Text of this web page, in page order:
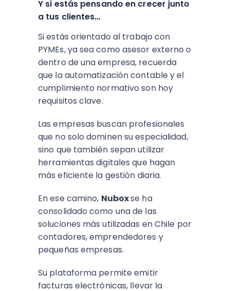
Y si estás pensando en crecer junto
a tus clientes…
Si estás orientado al trabajo con
PYMEs, ya sea como asesor externo o
dentro de una empresa, recuerda
que la automatización contable y el
cumplimiento normativo son hoy
requisitos clave.
Las empresas buscan profesionales
que no solo dominen su especialidad,
sino que también sepan utilizar
herramientas digitales que hagan
más eficiente la gestión diaria.
En ese camino, Nuboxse ha
consolidado como una de las
soluciones más utilizadas en Chile por
contadores, emprendedores y
pequeñas empresas.
Su plataforma permite emitir
facturas electrónicas, llevar la